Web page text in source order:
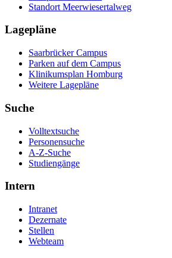
Standort Meerwiesertalweg
Lagepläne
Saarbrücker Campus
Parken auf dem Campus
Klinikumsplan Homburg
Weitere Lagepläne
Suche
Volltextsuche
Personensuche
A-Z-Suche
Studiengänge
Intern
Intranet
Dezernate
Stellen
Webteam